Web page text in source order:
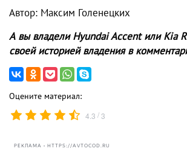
Автор: Максим Голенецких
А вы владели Hyundai Accent или Kia
своей историей владения в
Оцените материал:
4.3 /3
РЕКЛАМА • HTTPS://AVTOCOD.RU